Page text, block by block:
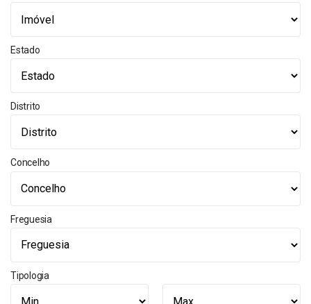
Estado
Distrito
Concelho
Freguesia
Tipologia